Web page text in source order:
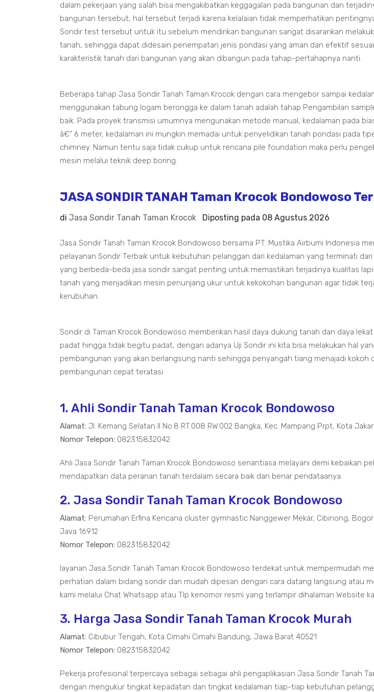
dalam pekerjaan yang salah bisa mengakibatkan keggagalan pada bangunan dan
bangunan tersebut, hal tersebut terjadi karena kelalaian tidak memperhatikan
Sondir test tersebut untuk itu sebelum mendirikan bangunan sangat disarankan
tanah, sehingga dapat didesain penempatan jenis pondasi yang aman dan efektif
karakteristik tanah dari bangunan yang akan dibangun pada tahap-pertahapnya nanti.
Beberapa tahap Jasa Sondir Tanah Taman Krocok dengan cara mengebor sampai
menggunakan tabung logam berongga ke dalam tanah adalah tahap Pengambilan
baik. Pada proyek transmisi umumnya mengunakan metode manual, kedalaman pada
â€“ 6 meter, kedalaman ini mungkin memadai untuk penyelidikan tanah pondasi pada
chimney. Namun tentu saja tidak cukup untuk rencana pile foundation maka perlu
mesin melalui teknik deep boring.
JASA SONDIR TANAH Taman Krocok Bondowoso
di Jasa Sondir Tanah Taman Krocok Diposting pada 08 Agustus 2026
Jasa Sondir Tanah Taman Krocok Bondowoso bersama PT. Mustika Airbumi Indonesia
pelayanan Sondir Terbaik untuk kebutuhan pelanggan dari kedalaman yang terminati
yang berbeda-beda jasa sondir sangat penting untuk memastikan terjadinya kualitas
tanah yang menjadikan mesin penunjang ukur untuk kekokohan bangunan agar tidak
kerubuhan.
Sondir di Taman Krocok Bondowoso memberikan hasil daya dukung tanah dan daya
padat hingga tidak begitu padat, dengan adanya Uji Sondir ini kita bisa melakukan hal
pembangunan yang akan berlangsung nanti sehingga penyangah tiang menajadi kokoh
pembangunan cepat teratasi.
1. Ahli Sondir Tanah Taman Krocok Bondowoso
Alamat: Jl. Kemang Selatan II No.8 RT.008 RW.002 Bangka, Kec. Mampang Prpt, Kota
Nomor Telepon: 082315832042
Ahli Jasa Sondir Tanah Taman Krocok Bondowoso senantiasa melayani demi kebaikan
mendapatkan data peranan tanah terdalam secara baik dan benar pendataanya.
2. Jasa Sondir Tanah Taman Krocok Bondowoso
Alamat: Perumahan Erfina Kencana cluster gymnastic Nanggewer Mekar, Cibinong,
Java 16912
Nomor Telepon: 082315832042
layanan Jasa Sondir Tanah Taman Krocok Bondowoso terdekat untuk mempermudah
perhatian dalam bidang sondir dan mudah dipesan dengan cara datang langsung atau
kami melalui Chat Whatsapp atau Tlp kenomor resmi yang terlampir dihalaman Website
3. Harga Jasa Sondir Tanah Taman Krocok Murah
Alamat: Cibubur Tengah, Kota Cimahi Cimahi Bandung, Jawa Barat 40521
Nomor Telepon: 082315832042
Pekerja profesional terpercaya sebagai sebagai ahli pengaplikasian Jasa Sondir Tanah
dengan mengukur tingkat kepadatan dan tingkat kedalaman tiap-tiap kebutuhan